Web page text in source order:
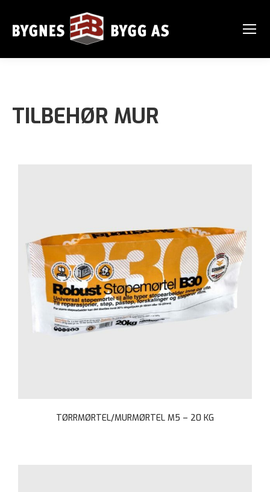
TILBEHØR MUR
TØRRMØRTEL/MURMØRTEL M5 – 20 KG